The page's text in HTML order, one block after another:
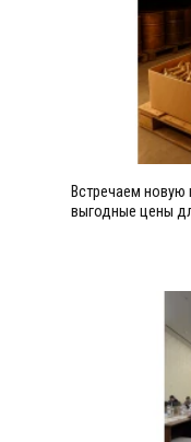
Встречаем
выгодные цены